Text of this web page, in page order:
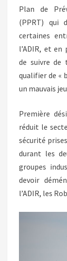
Plan de
(PPRT) qui
certaines
l’ADIR, et
de suivre de
qualifier de «
un mauvais
Première
réduit le
sécurité
durant les
groupes
devoir
l’ADIR, les